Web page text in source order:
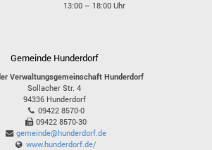
13:00 – 18:00 Uhr
Gemeinde Hunderdorf
Verwaltungsgemeinschaft Hunderdorf
Sollacher Str. 4
94336 Hunderdorf
09422 8570-0
09422 8570-30
gemeinde@hunderdorf.de
www.hunderdorf.de/